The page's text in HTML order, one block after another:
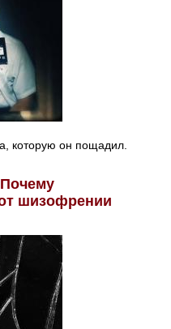
которую он пощадил.
шизофрении